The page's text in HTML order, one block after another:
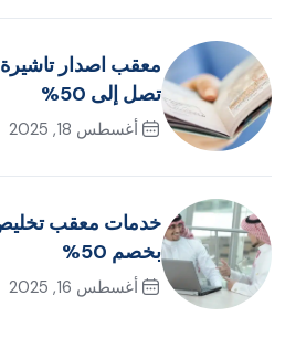
معقب اصدار
تصل إلى 50%
أغسطس 18, 2025
خدمات معقب
بخصم 50%
أغسطس 16, 2025